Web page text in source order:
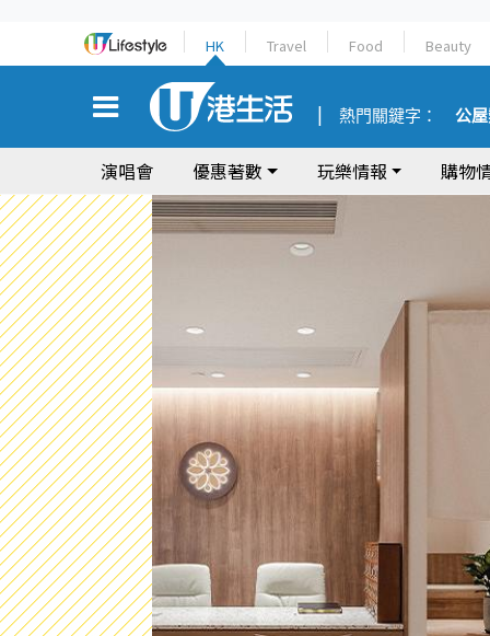
HK Travel Food Beauty
熱門關鍵字： 公
演唱會 優惠著數 玩樂情報 購物